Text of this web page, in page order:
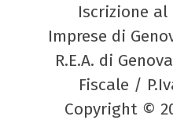
Iscrizione
Imprese di
R.E.A. di
Fiscale /
Copyright ©